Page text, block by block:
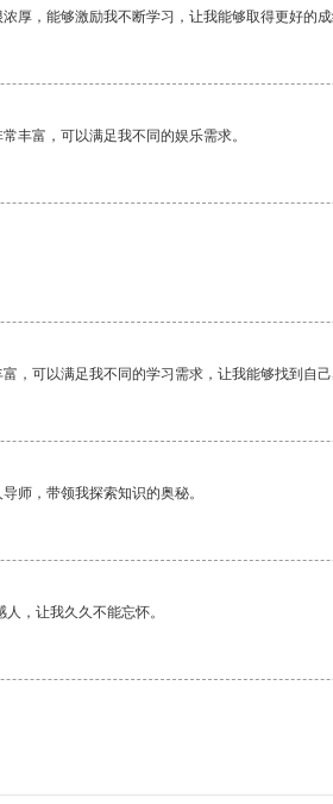
厚，能够激励我不断学习，让我能够取得更好的成
丰富，可以满足我不同的娱乐需求。
，可以满足我不同的学习需求，让我能够找到自己
师，带领我探索知识的奥秘。
，让我久久不能忘怀。